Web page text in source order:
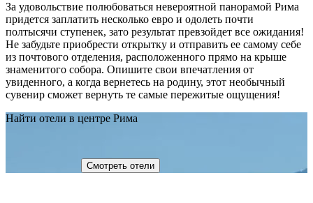
За удовольствие полюбоваться невероятной панорамой Рима
придется заплатить несколько евро и одолеть почти
полтысячи ступенек, зато результат превзойдет все ожидания!
Не забудьте приобрести открытку и отправить ее самому себе
из почтового отделения, расположенного прямо на крыше
знаменитого собора. Опишите свои впечатления от
увиденного, а когда вернетесь на родину, этот необычный
сувенир сможет вернуть те самые пережитые ощущения!
Найти отели в центре Рима
Смотреть отели